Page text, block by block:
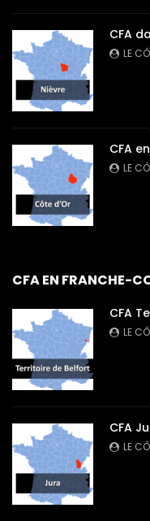
CFA
LE
CFA
LE
CFA EN FRANCHE-
CFA
LE
CFA
LE